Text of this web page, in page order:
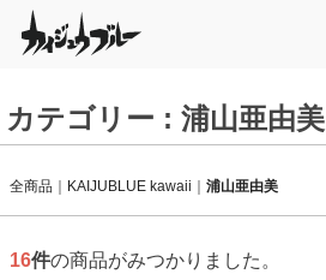
カテゴリー : 浦山亜由美
全商品 KAIJUBLUE kawaii 浦山亜由美
16件の商品がみつかりました。